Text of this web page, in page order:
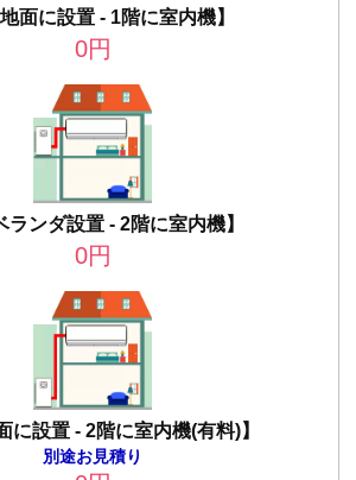
地面に設置 - 1階に室内機】
0円
ランダ設置 - 2階に室内機】
0円
に設置 - 2階に室内機(有料)】
別途お見積り